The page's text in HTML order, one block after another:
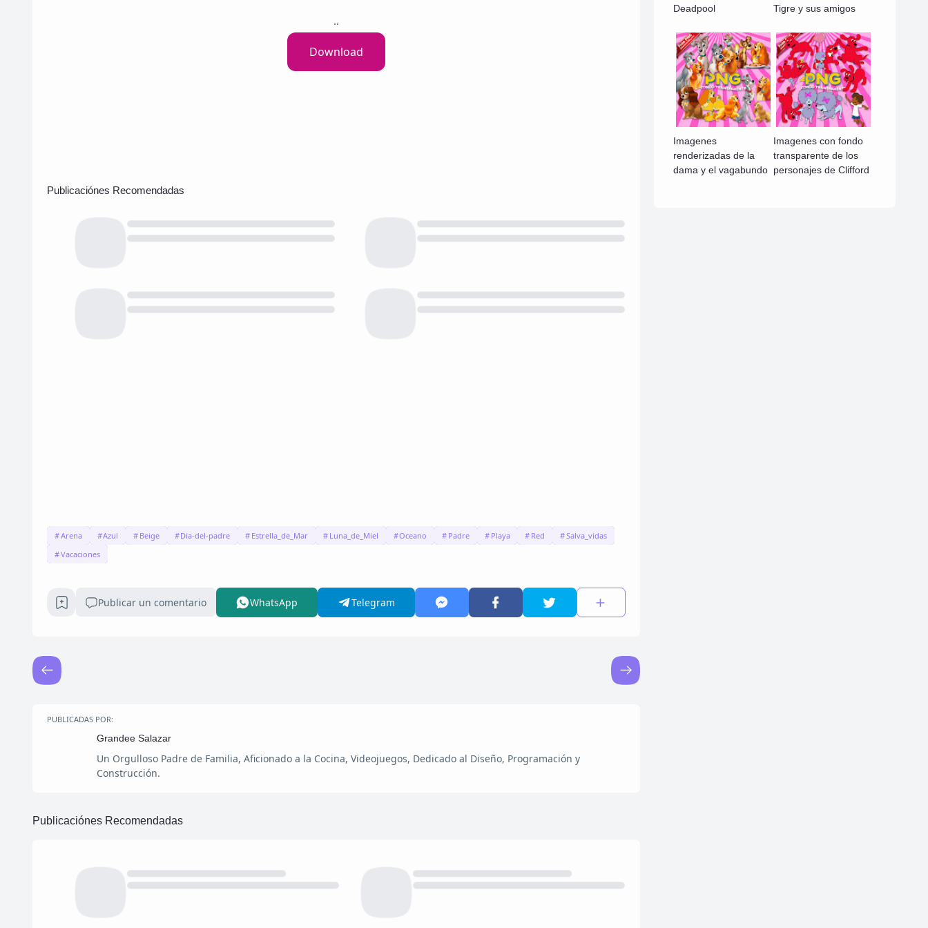
..
Download
Publicaciónes Recomendadas
Arena Azul Beige Dia-del-padre Estrella_de_Mar Luna_de_Miel Oceano Padre Playa Red
Salva_vidas
Vacaciones
Publicar un comentario WhatsApp Telegram
PUBLICADAS POR:
Grandee Salazar
Un Orgulloso Padre de Familia, Aficionado a la Cocina, Videojuegos, Dedicado al Diseño, Programación y
Construcción.
Publicaciónes Recomendadas
Deadpool Tigre y sus amigos
Imagenes
renderizadas de la
dama y el vagabundo
Imagenes con fondo
transparente de los
personajes de Clifford